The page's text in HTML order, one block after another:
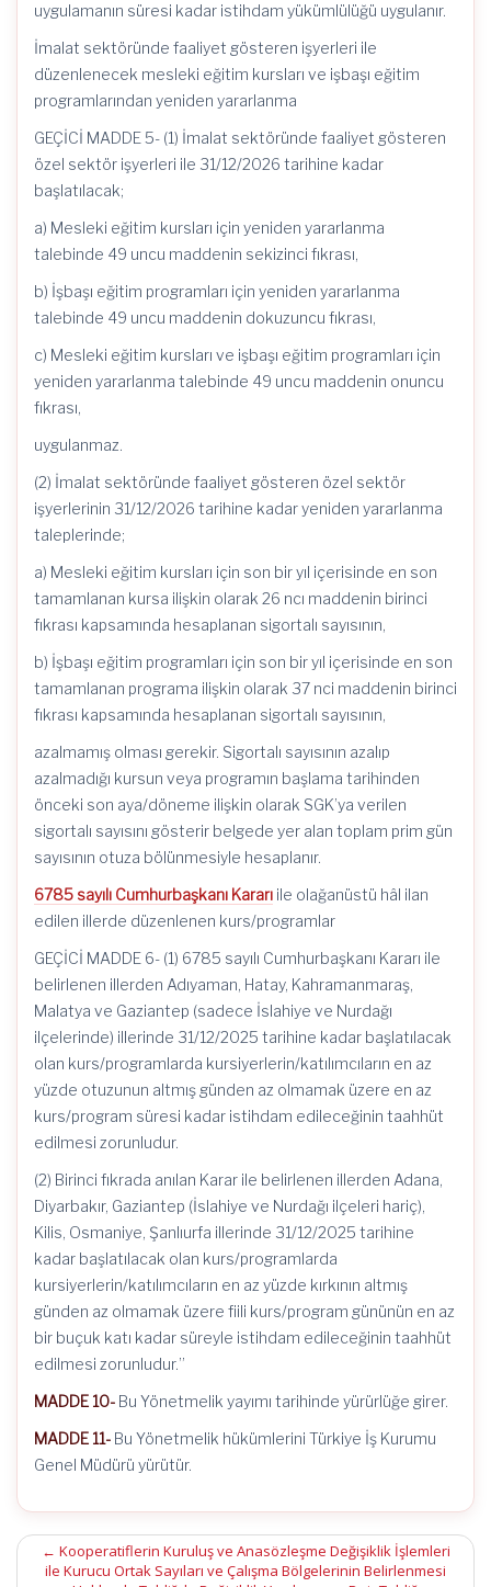
uygulamanın süresi kadar istihdam yükümlülüğü uygulanır.
İmalat sektöründe faaliyet gösteren işyerleri ile
düzenlenecek mesleki eğitim kursları ve işbaşı eğitim
programlarından yeniden yararlanma
GEÇİCİ MADDE 5- (1) İmalat sektöründe faaliyet gösteren
özel sektör işyerleri ile 31/12/2026 tarihine kadar
başlatılacak;
a) Mesleki eğitim kursları için yeniden yararlanma
talebinde 49 uncu maddenin sekizinci fıkrası,
b) İşbaşı eğitim programları için yeniden yararlanma
talebinde 49 uncu maddenin dokuzuncu fıkrası,
c) Mesleki eğitim kursları ve işbaşı eğitim programları için
yeniden yararlanma talebinde 49 uncu maddenin onuncu
fıkrası,
uygulanmaz.
(2) İmalat sektöründe faaliyet gösteren özel sektör
işyerlerinin 31/12/2026 tarihine kadar yeniden yararlanma
taleplerinde;
a) Mesleki eğitim kursları için son bir yıl içerisinde en son
tamamlanan kursa ilişkin olarak 26 ncı maddenin birinci
fıkrası kapsamında hesaplanan sigortalı sayısının,
b) İşbaşı eğitim programları için son bir yıl içerisinde en son
tamamlanan programa ilişkin olarak 37 nci maddenin birinci
fıkrası kapsamında hesaplanan sigortalı sayısının,
azalmamış olması gerekir. Sigortalı sayısının azalıp
azalmadığı kursun veya programın başlama tarihinden
önceki son aya/döneme ilişkin olarak SGK’ya verilen
sigortalı sayısını gösterir belgede yer alan toplam prim gün
sayısının otuza bölünmesiyle hesaplanır.
6785 sayılı Cumhurbaşkanı Kararı ile olağanüstü hâl ilan
edilen illerde düzenlenen kurs/programlar
GEÇİCİ MADDE 6- (1) 6785 sayılı Cumhurbaşkanı Kararı ile
belirlenen illerden Adıyaman, Hatay, Kahramanmaraş,
Malatya ve Gaziantep (sadece İslahiye ve Nurdağı
ilçelerinde) illerinde 31/12/2025 tarihine kadar başlatılacak
olan kurs/programlarda kursiyerlerin/katılımcıların en az
yüzde otuzunun altmış günden az olmamak üzere en az
kurs/program süresi kadar istihdam edileceğinin taahhüt
edilmesi zorunludur.
(2) Birinci fıkrada anılan Karar ile belirlenen illerden Adana,
Diyarbakır, Gaziantep (İslahiye ve Nurdağı ilçeleri hariç),
Kilis, Osmaniye, Şanlıurfa illerinde 31/12/2025 tarihine
kadar başlatılacak olan kurs/programlarda
kursiyerlerin/katılımcıların en az yüzde kırkının altmış
günden az olmamak üzere fiili kurs/program gününün en az
bir buçuk katı kadar süreyle istihdam edileceğinin taahhüt
edilmesi zorunludur.”
MADDE 10- Bu Yönetmelik yayımı tarihinde yürürlüğe girer.
MADDE 11- Bu Yönetmelik hükümlerini Türkiye İş Kurumu
Genel Müdürü yürütür.
Post
← Kooperatiflerin Kuruluş ve Anasözleşme Değişiklik İşlemleri
ile Kurucu Ortak Sayıları ve Çalışma Bölgelerinin Belirlenmesi